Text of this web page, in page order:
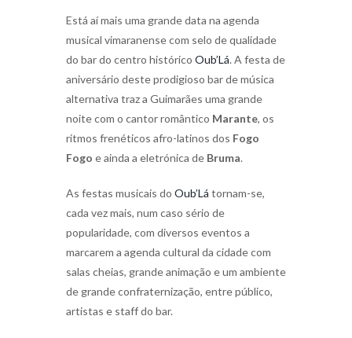
Está aí mais uma grande data na agenda
musical vimaranense com selo de qualidade
do bar do centro histórico Oub’Lá. A festa de
aniversário deste prodigioso bar de música
alternativa traz a Guimarães uma grande
noite com o cantor romântico Marante, os
ritmos frenéticos afro-latinos dos Fogo
Fogo e ainda a eletrónica de Bruma.
As festas musicais do Oub’Lá tornam-se,
cada vez mais, num caso sério de
popularidade, com diversos eventos a
marcarem a agenda cultural da cidade com
salas cheias, grande animação e um ambiente
de grande confraternização, entre público,
artistas e staff do bar.